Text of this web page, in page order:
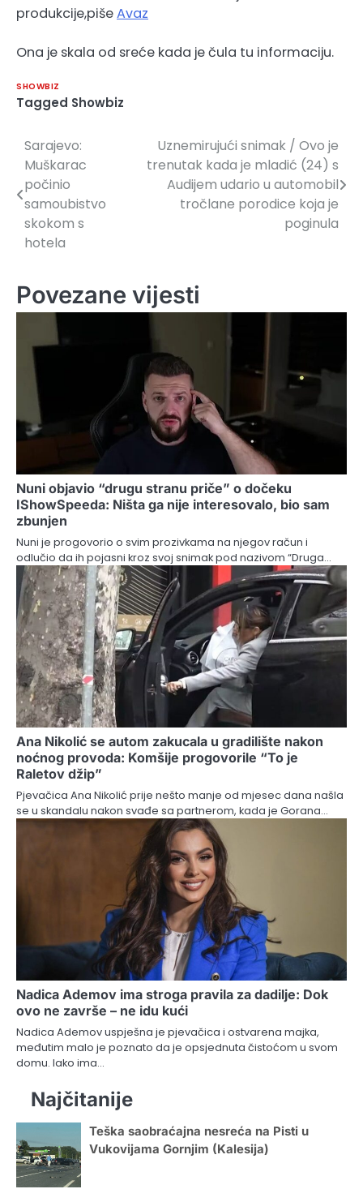
produkcije,pišeAvaz
Ona je skala od sreće kada je čula tu informaciju.
SHOWBIZ
Tagged Showbiz
Navigacija
članaka
Sarajevo:
Muškarac
počinio
samoubistvo
skokom s
hotela
Uznemirujući snimak / Ovo je
trenutak kada je mladić (24) s
Audijem udario u automobil
tročlane porodice koja je
poginula
Povezane vijesti
Nuni objavio “drugu stranu priče” o dočeku
IShowSpeeda: Ništa ga nije interesovalo, bio sam
zbunjen
Nuni je progovorio o svim prozivkama na njegov račun i
odlučio da ih pojasni kroz svoj snimak pod nazivom “Druga…
Ana Nikolić se autom zakucala u gradilište nakon
noćnog provoda: Komšije progovorile “To je
Raletov džip”
Pjevačica Ana Nikolić prije nešto manje od mjesec dana našla
se u skandalu nakon svađe sa partnerom, kada je Gorana…
Nadica Ademov ima stroga pravila za dadilje: Dok
ovo ne završe – ne idu kući
Nadica Ademov uspješna je pjevačica i ostvarena majka,
međutim malo je poznato da je opsjednuta čistoćom u svom
domu. Iako ima…
Najčitanije
Teška saobraćajna nesreća na Pisti u
Vukovijama Gornjim (Kalesija)